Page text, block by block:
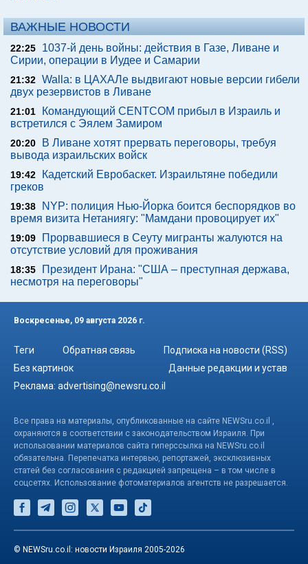
ВАЖНЫЕ НОВОСТИ
22:25
1037-й день войны: действия в Газе, Ливане и
Сирии, операции в Иудее и Самарии
21:32 Walla: в ЦАХАЛе выдвигают новые версии гибели
двух резервистов в Ливане
21:01
Командующий CENTCOM прибыл в Израиль и
встретился с Эялем Замиром
20:20
В Ливане хотят прервать переговоры, требуя
вывода израильских войск
19:42
Кадетский Евробаскет. Израильтяне победили
греков
19:38
NYP: полиция Нью-Йорка боится беспорядков во
время визита Нетаниягу: "Мамдани провоцирует их"
19:09
Прорвавшиеся в Сеуту мигранты жалуются на
отсутствие условий для проживания
18:35
Президент Ирана: "США – преступная держава,
несмотря на переговоры"
Воскресенье, 09 августа 2026 г.
Теги Обратная связь
Подписка на новости (RSS)
Без картинок
Данные редакции и устав
Реклама: advertising@newsru.co.il
Все права на материалы, опубликованные на сайте NEWSru.co.il ,
охраняются в соответствии с законодательством Израиля. При
использовании материалов сайта гиперссылка на NEWSru.co.il
обязательна. Перепечатка интервью, репортажей, эксклюзивных
статей без согласования с редакцией запрещена – в том числе в
соцсетях. Использование фотоматериалов агентств не разрешается.
© NEWSru.co.il: новости Израиля 2005-2026